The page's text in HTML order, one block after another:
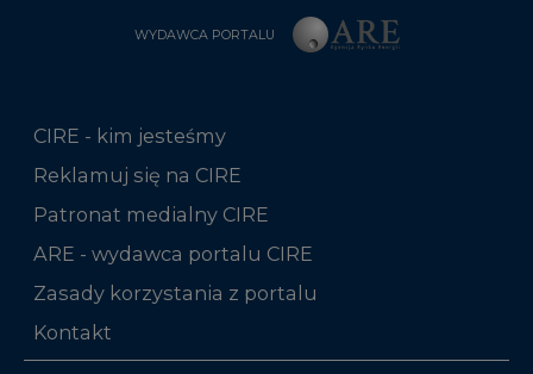
WYDAWCA PORTALU
CIRE - kim jesteśmy
Reklamuj się na CIRE
Patronat medialny CIRE
ARE - wydawca portalu CIRE
Zasady korzystania z portalu
Kontakt